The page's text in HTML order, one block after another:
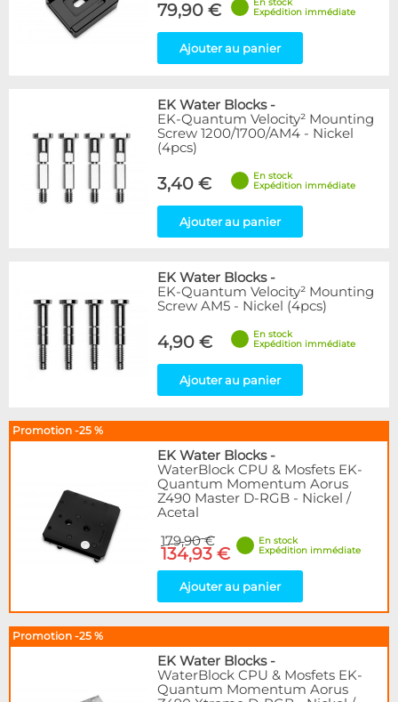
79,90 €
Expédition immédiate
Ajouter au panier
EK Water Blocks-
EK-Quantum Velocity² Mounting
Screw 1200/1700/AM4 - Nickel
(4pcs)
3,40 €
En stock
Expédition immédiate
Ajouter au panier
EK Water Blocks-
EK-Quantum Velocity² Mounting
Screw AM5 - Nickel (4pcs)
4,90 €
En stock
Expédition immédiate
Ajouter au panier
Promotion -25 %
EK Water Blocks-
WaterBlock CPU & Mosfets EK-
Quantum Momentum Aorus
Z490 Master D-RGB - Nickel /
Acetal
179,90 €
134,93 €
En stock
Expédition immédiate
Ajouter au panier
Promotion -25 %
EK Water Blocks-
WaterBlock CPU & Mosfets EK-
Quantum Momentum Aorus